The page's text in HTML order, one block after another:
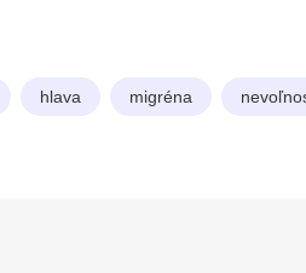
hlava migréna